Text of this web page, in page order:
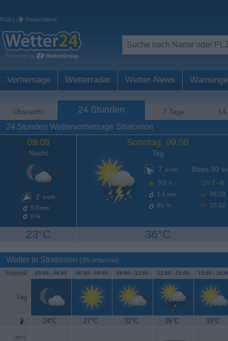
RSS | Deutschland
Vorhersage Wetterradar Wetter-News
Übersicht 24 Stunden 7 Tage 14
24 Stunden Wettervorhersage Stratonion
09.08
Nacht
2 km/h
0.0 mm
0 %
23°C
Sonntag, 09.08
Tag
7
km/h
9,0 h
1.4 mm
80 %
Böen 30
UV 7 - 8
06:28
20:32
36°C
Wetter in Stratonion (3h-Interval)
Interval 03:00 - 06:00 06:00 - 09:00 09:00 - 12:00 12:00 - 15:00 15:00 -
Tag
24°C 27°C 32°C 35°C 33°C
35°C
40°C